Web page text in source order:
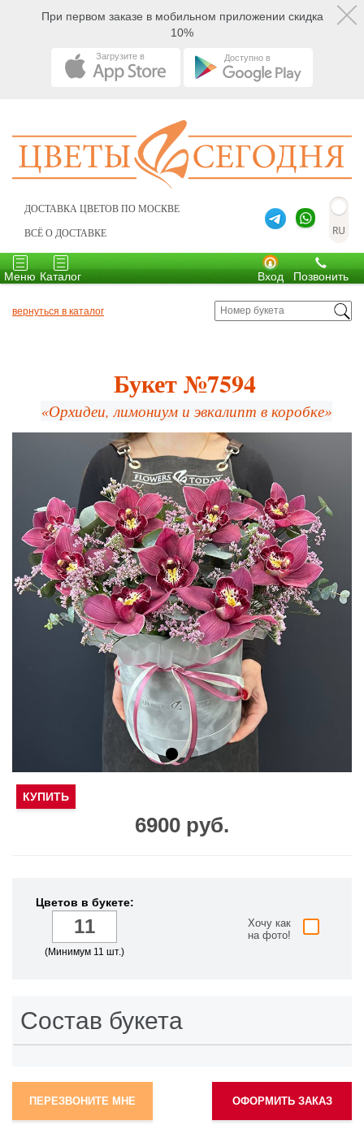
При первом заказе в мобильном приложении скидка
10%
Загрузите в Доступно в
ДОСТАВКА ЦВЕТОВ ПО МОСКВЕ
ВСЁ О ДОСТАВКЕ
Toggle
navigation
Меню
Toggle
navigation
Каталог Позвонить
Вход
вернуться в каталог
Букет №7594
«Орхидеи, лимониум и эвкалипт в коробке»
6900 руб.
КУПИТЬ
Цветов в букете:
(Минимум 11 шт.)
Хочу как
на фото!
Состав букета
ОФОРМИТЬ ЗАКАЗ
ПЕРЕЗВОНИТЕ МНЕ